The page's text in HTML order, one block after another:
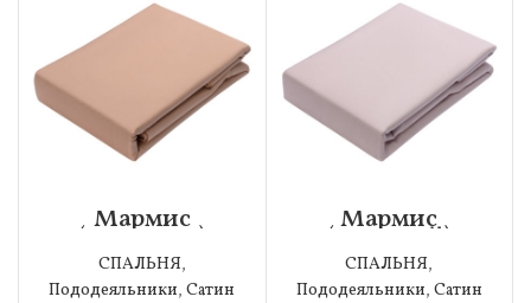
Мармис
(карамель)
Пододеяльник
200х220
СПАЛЬНЯ,
Пододеяльники,Сатин
Мармис
(лиловый)
Пододеяльник
160х220
СПАЛЬНЯ,
Пододеяльники, Сатин